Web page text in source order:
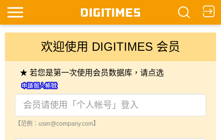
欢迎使用 DIGITIMES 会员
★ 若您是第一次使用会员数据库，请点选
【范例：user@company.com】